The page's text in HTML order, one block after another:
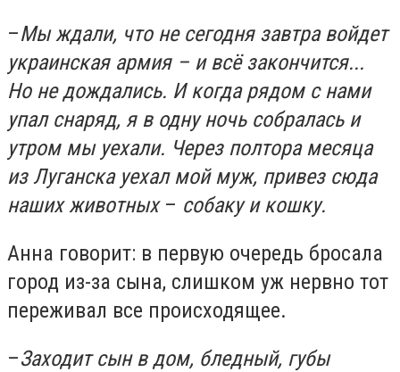
–Мы ждали, что не сегодня завтра войдет
украинская армия – и всё закончится...
Но не дождались. И когда рядом с нами
упал снаряд, я в одну ночь собралась и
утром мы уехали. Через полтора месяца
из Луганска уехал мой муж, привез сюда
наших животных – собаку и кошку.
Анна говорит: в первую очередь бросала
город из-за сына, слишком уж нервно тот
переживал все происходящее.
–Заходит сын в дом, бледный, губы